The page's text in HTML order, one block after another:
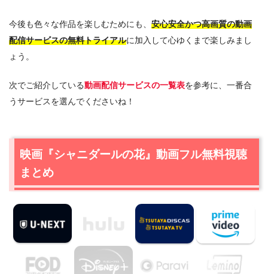
今後も色々な作品を楽しむためにも、 安心安全かつ高画質の動画
配信サービスの無料トライアルに加入して心ゆくまで楽しみまし
ょう。
次でご紹介している動画配信サービスの一覧表を参考に、一番合
うサービスを選んでくださいね！
映画『シャニダールの花』動画フル無料視聴
まとめ